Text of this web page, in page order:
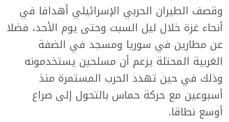
وقصف الطيران الحربي الإسرائيلي أهدافا في
أنحاء غزة خلال ليل السبت وحتى يوم الأحد، فضلا
عن مطارين في سوريا ومسجد في الضفة
الغربية المحتلة يزعم أن مسلحين يستخدمونه
وذلك في حين تهدد الحرب المستمرة منذ
أسبوعين مع حركة حماس بالتحول إلى صراع
أوسع نطاقا.